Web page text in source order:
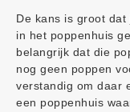
De kans is groot
in het poppenhuis
belangrijk dat die
nog geen poppen
verstandig om daar
een poppenhuis